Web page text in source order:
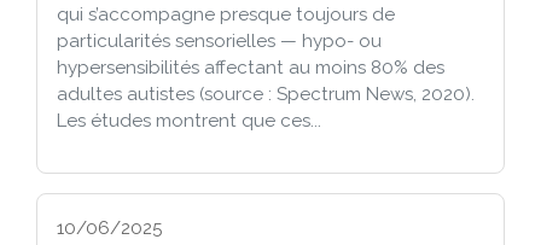
qui s’accompagne presque toujours de
particularités sensorielles — hypo- ou
hypersensibilités affectant au moins 80% des
adultes autistes (source : Spectrum News, 2020).
Les études montrent que ces...
10/06/2025